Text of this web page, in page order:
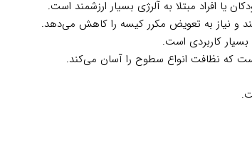
که نظافت انواع سطوح را آسان می‌کند.